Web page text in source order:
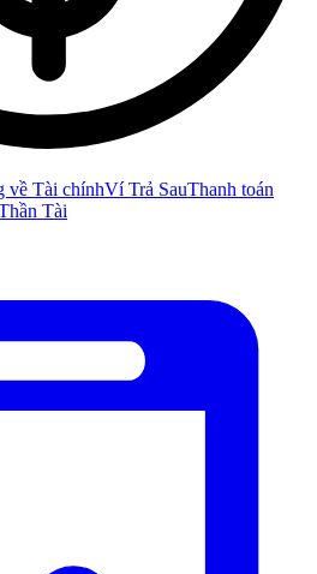
về Tài chínhVí Trả SauThanh toán
Tài